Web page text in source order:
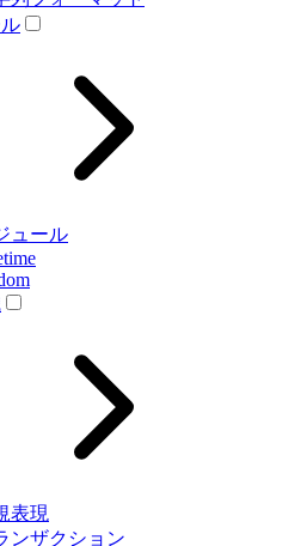
ュール
表現
ンザクション